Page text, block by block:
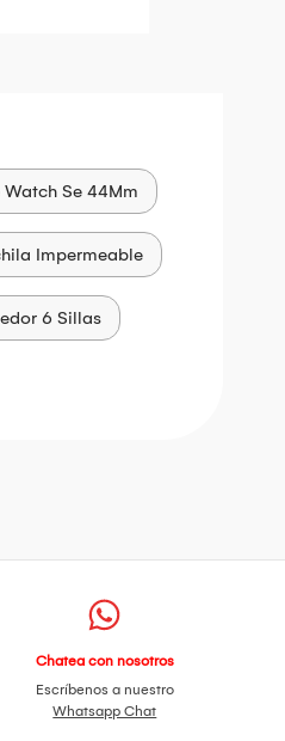
Se 44Mm
Impermeable
6 Sillas
Chatea con nosotros
Escríbenos a nuestro
Whatsapp Chat